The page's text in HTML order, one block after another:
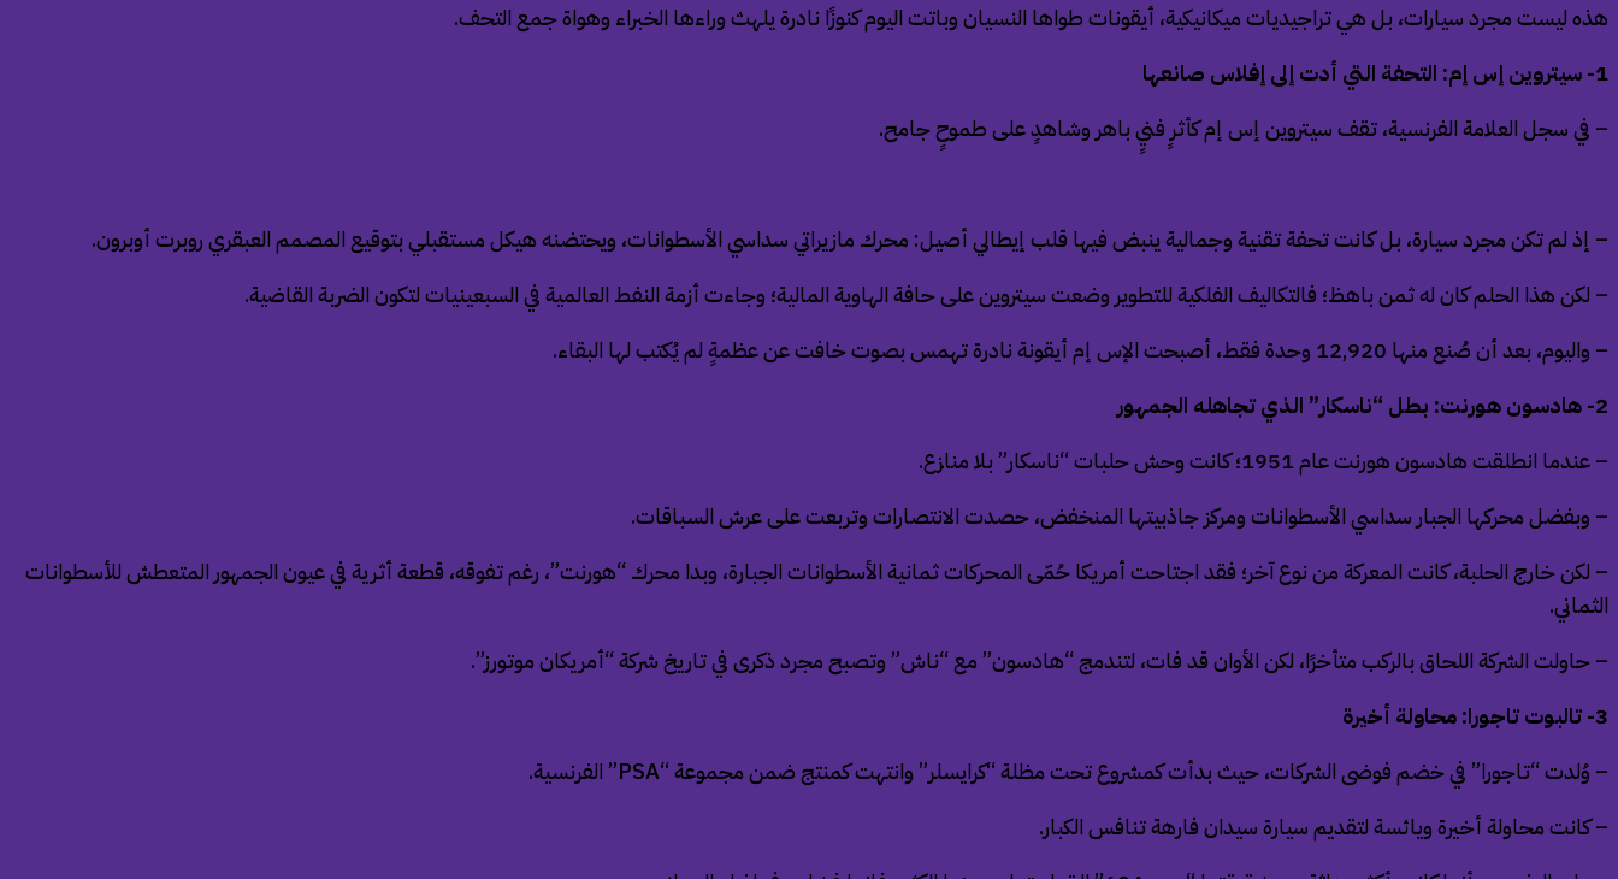
هذه ليست مجرد سيارات، بل هي تراجيديات ميكانيكية، أيقونات طواها النسيان وباتت اليوم كنوزًا نادرة يلهث وراءها الخبراء وهواة جمع التحف.
1- سيتروين إس إم: التحفة التي أدت إلى إفلاس صانعها
– في سجل العلامة الفرنسية، تقف سيتروين إس إم كأثرٍ فنيٍ باهر وشاهدٍ على طموحٍ جامح.
– إذ لم تكن مجرد سيارة، بل كانت تحفة تقنية وجمالية ينبض فيها قلب إيطالي أصيل: محرك مازيراتي سداسي الأسطوانات، ويحتضنه هيكل مستقبلي بتوقيع المصمم العبقري روبرت أوبرون.
– لكن هذا الحلم كان له ثمن باهظ؛ فالتكاليف الفلكية للتطوير وضعت سيتروين على حافة الهاوية المالية؛ وجاءت أزمة النفط العالمية في السبعينيات لتكون الضربة القاضية.
– واليوم، بعد أن صُنع منها 12,920 وحدة فقط، أصبحت الإس إم أيقونة نادرة تهمس بصوت خافت عن عظمةٍ لم يُكتب لها البقاء.
2- هادسون هورنت: بطل “ناسكار” الذي تجاهله الجمهور
– عندما انطلقت هادسون هورنت عام 1951؛ كانت وحش حلبات “ناسكار” بلا منازع.
– وبفضل محركها الجبار سداسي الأسطوانات ومركز جاذبيتها المنخفض، حصدت الانتصارات وتربعت على عرش السباقات.
– لكن خارج الحلبة، كانت المعركة من نوع آخر؛ فقد اجتاحت أمريكا حُمّى المحركات ثمانية الأسطوانات الجبارة، وبدا محرك “هورنت”، رغم تفوقه، قطعة أثرية في عيون الجمهور المتعطش للأسطوانات
الثماني.
– حاولت الشركة اللحاق بالركب متأخرًا، لكن الأوان قد فات، لتندمج “هادسون” مع “ناش” وتصبح مجرد ذكرى في تاريخ شركة “أمريكان موتورز”.
3- تالبوت تاجورا: محاولة أخيرة
– وُلدت “تاجورا” في خضم فوضى الشركات، حيث بدأت كمشروع تحت مظلة “كرايسلر” وانتهت كمنتج ضمن مجموعة “PSA” الفرنسية.
– كانت محاولة أخيرة ويائسة لتقديم سيارة سيدان فارهة تنافس الكبار.